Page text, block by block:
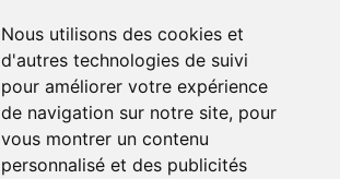
Nous utilisons des cookies et
d'autres technologies de suivi
pour améliorer votre expérience
de navigation sur notre site, pour
vous montrer un contenu
personnalisé et des publicités